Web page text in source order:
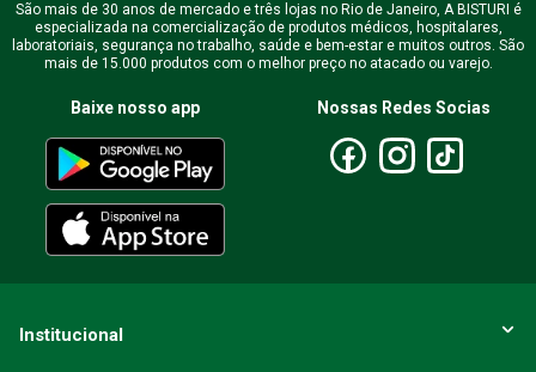
São mais de 30 anos de mercado e três lojas no Rio de Janeiro, A BISTURI é
especializada na comercialização de produtos médicos, hospitalares,
laboratoriais, segurança no trabalho, saúde e bem-estar e muitos outros. São
mais de 15.000 produtos com o melhor preço no atacado ou varejo.
Baixe nosso app Nossas Redes Socias
Institucional